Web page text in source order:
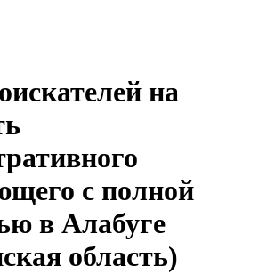
на
с полной
в Алабуге
область)